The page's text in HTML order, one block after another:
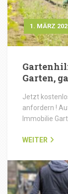
1. MÄRZ
Garten,
Jetzt
anfordern !
Immobilie
WEITER